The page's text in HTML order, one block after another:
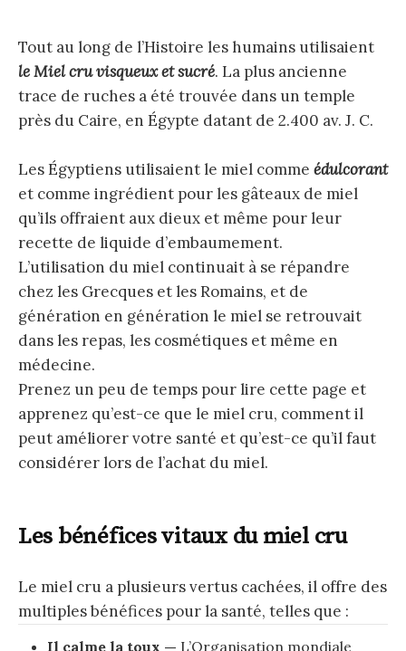
Tout au long de l’Histoire les humains utilisaient
le Miel cru visqueux et sucré. La plus ancienne
trace de ruches a été trouvée dans un temple
près du Caire, en Égypte datant de 2.400 av. J. C.
Les Égyptiens utilisaient le miel comme édulcorant
et comme ingrédient pour les gâteaux de miel
qu’ils offraient aux dieux et même pour leur
recette de liquide d’embaumement.
L’utilisation du miel continuait à se répandre
chez les Grecques et les Romains, et de
génération en génération le miel se retrouvait
dans les repas, les cosmétiques et même en
médecine.
Prenez un peu de temps pour lire cette page et
apprenez qu’est-ce que le miel cru, comment il
peut améliorer votre santé et qu’est-ce qu’il faut
considérer lors de l’achat du miel.
Les bénéfices vitaux du miel cru
Le miel cru a plusieurs vertus cachées, il offre des
multiples bénéfices pour la santé, telles que :
Il calme la toux — L’Organisation mondiale